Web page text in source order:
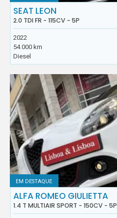
SEAT LEON
2.0 TDI FR - 115CV - 5P
2022
54.000 km
Diesel
EM DESTAQUE
ALFA ROMEO GIULIETTA
1.4 T MULTIAIR SPORT - 150CV - 5P